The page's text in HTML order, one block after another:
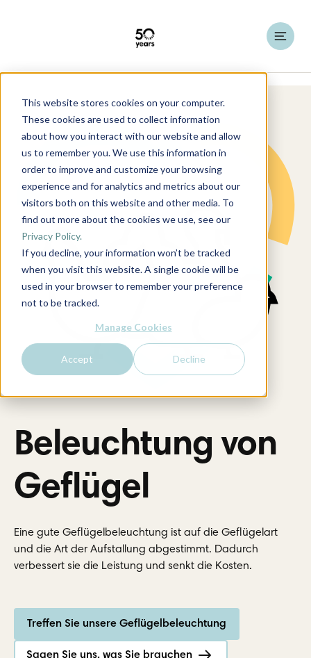
This website stores cookies on your computer.
These cookies are used to collect information
about how you interact with our website and allow
us to remember you. We use this information in
order to improve and customize your browsing
experience and for analytics and metrics about our
visitors both on this website and other media. To
find out more about the cookies we use, see our
Privacy Policy.
If you decline, your information won’t be tracked
when you visit this website. A single cookie will be
used in your browser to remember your preference
not to be tracked.
Manage Cookies
Accept Decline
Beleuchtungslösungen Tierische Beleuchtung
Beleuchtung von
Geflügel
Eine gute Geflügelbeleuchtung ist auf die Geflügelart
und die Art der Aufstallung abgestimmt. Dadurch
verbessert sie die Leistung und senkt die Kosten.
Treffen Sie unsere Geflügelbeleuchtung
Sagen Sie uns, was Sie brauchen